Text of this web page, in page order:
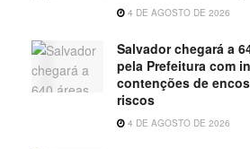
4 DE AGOSTO DE 2026
Salvador chegará a
pela Prefeitura com
contenções de
riscos
4 DE AGOSTO DE 2026